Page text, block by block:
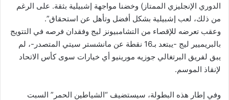
الدوري الإنجليزي الممتاز) وخضنا مواجهة إشبيلية بثقة. على الرغم
من ذلك، لعب إشبيلية بشكل أفضل وتأهل عن استحقاق”.
وعقب تعرضه للإقصاء من التشامبيونز ليج وفقدان فرصه في التتويج
بالبريميير ليج -يبتعد بـ16 نقطة عن مانشستر سيتي المتصدر-، لم
يبق لفريق البرتغالي جوزيه مورينيو أي خيارات سوى كأس الاتحاد
لإنقاذ الموسم.
وفي إطار هذه البطولة، سيستضيف “الشياطين الحمر” السبت